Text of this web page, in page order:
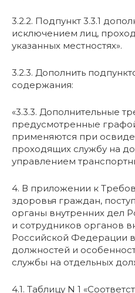
3.2.2. Подпункт 3.3.1
исключением лиц,
указанных местностях».
3.2.3. Дополнить
содержания:
«3.3.3. Дополнительные
предусмотренные графой
применяются при
проходящих службу на
управлением
4. В приложении к
здоровья граждан,
органы внутренних дел
и сотрудников органов
Российской Федерации
должностей и
службы на отдельных
4.1. Таблицу N 1